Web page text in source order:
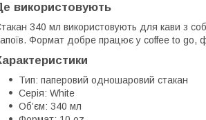
використовують
340 мл використовують для кави з
Формат добре працює у coffee to go,
Тип: паперовий одношаровий стакан
Серія: White
Об’єм: 340 мл